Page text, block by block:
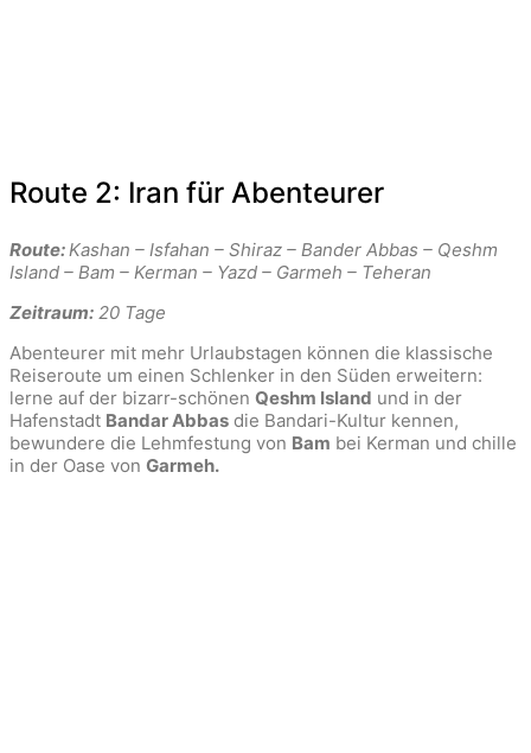
Route 2: Iran für Abenteurer
Route:Kashan – Isfahan – Shiraz – Bander Abbas – Qeshm
Island – Bam – Kerman – Yazd – Garmeh – Teheran
Zeitraum: 20 Tage
Abenteurer mit mehr Urlaubstagen können die klassische
Reiseroute um einen Schlenker in den Süden erweitern:
lerne auf der bizarr-schönen Qeshm Island und in der
Hafenstadt Bandar Abbas die Bandari-Kultur kennen,
bewundere die Lehmfestung von Bam bei Kerman und chille
in der Oase von Garmeh.